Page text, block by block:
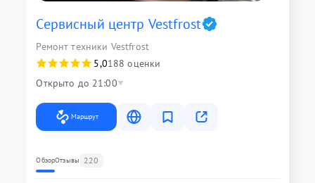
Сервисный центр Vestfrost
Ремонт техники Vestfrost
5,0188 оценки
Открыто до 21:00
Маршрут
ОбзорОтзывы 220